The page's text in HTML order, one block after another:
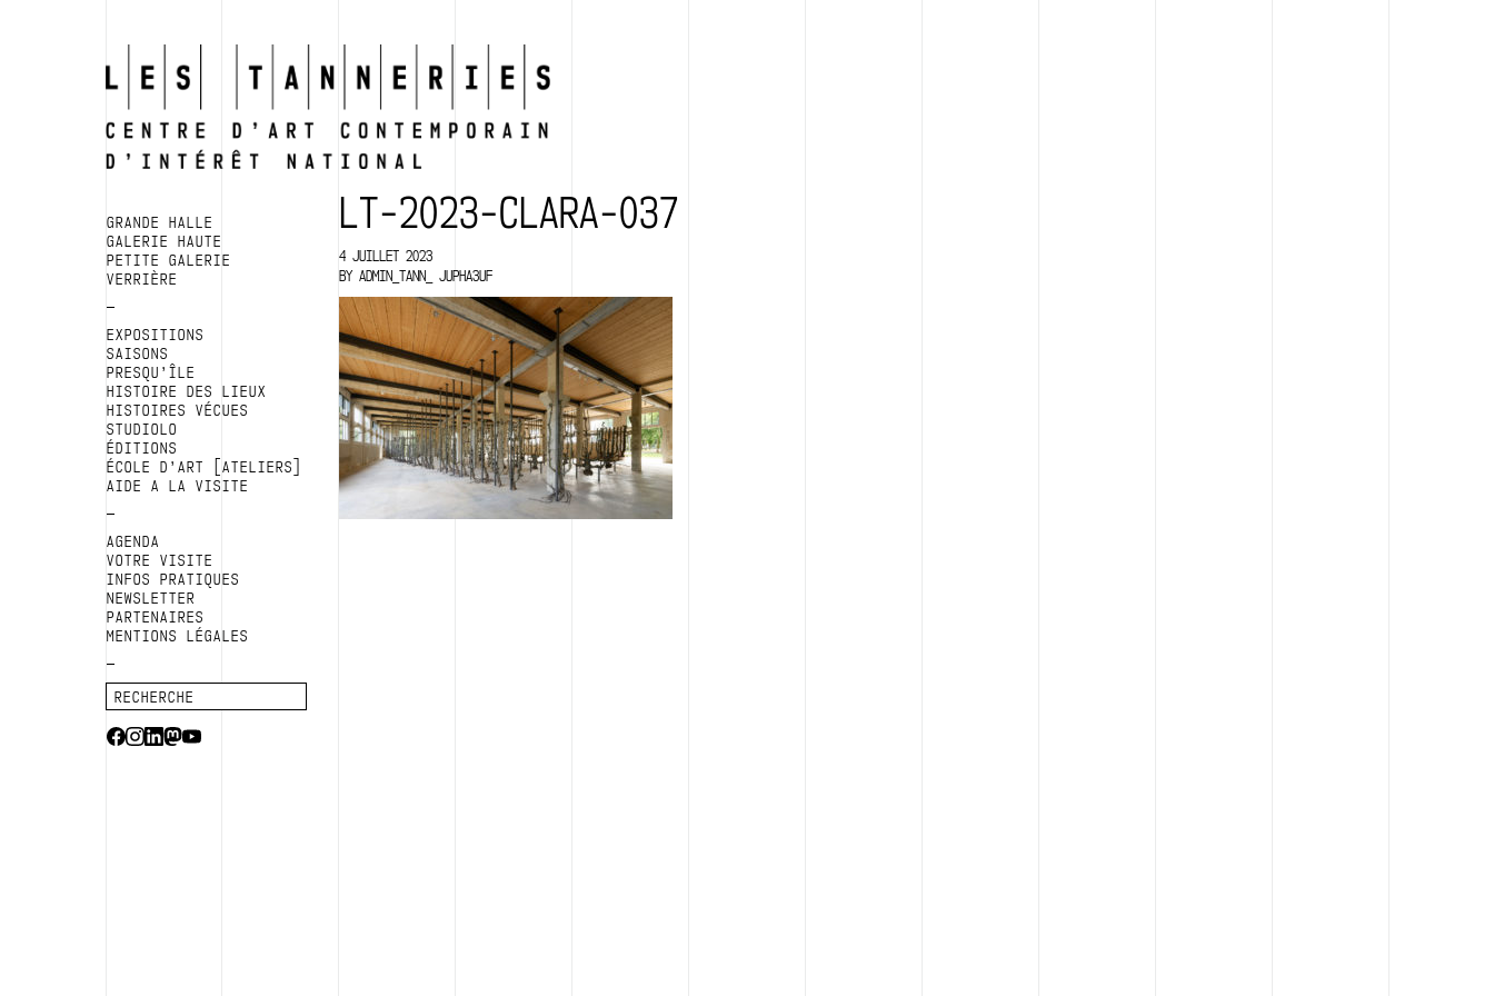
GRANDE HALLE
GALERIE HAUTE
PETITE GALERIE
VERRIÈRE
EXPOSITIONS
SAISONS
PRESQU’ÎLE
HISTOIRE DES LIEUX
HISTOIRES VÉCUES
STUDIOLO
ÉDITIONS
ÉCOLE D’ART [ATELIERS]
AIDE A LA VISITE
AGENDA
VOTRE VISITE
INFOS PRATIQUES
NEWSLETTER
PARTENAIRES
MENTIONS LÉGALES
LT-2023-CLARA-037
4 JUILLET 2023
BY ADMIN_TANN_ JUPHA3UF